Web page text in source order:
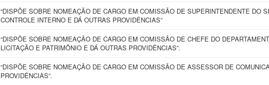
“DISPÕE SOBRE NOMEAÇÃO DE CARGO EM COMISSÃO DE SUPERINTENDENTE DO
CONTROLE INTERNO E DÁ OUTRAS PROVIDÊNCIAS”
“DISPÕE SOBRE NOMEAÇÃO DE CARGO EM COMISSÃO DE CHEFE DO
LICITAÇÃO E PATRIMÔNIO E DÁ OUTRAS PROVIDÊNCIAS”.
“DISPÕE SOBRE NOMEAÇÃO DE CARGO EM COMISSÃO DE ASSESSOR DE
PROVIDÊNCIAS”.